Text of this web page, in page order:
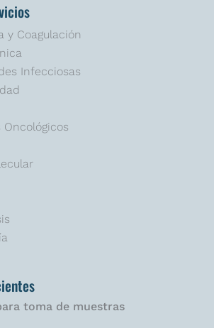
y Coagulación
Infecciosas
Oncológicos
toma de muestras